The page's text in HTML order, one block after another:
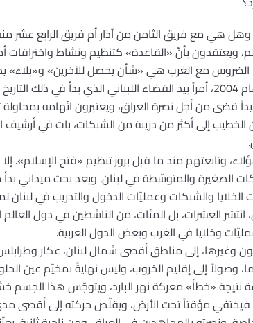
هي مع فريق الثامن من آذار أم فريق الرابع عشر
ويعتقدون بأنّ «القاعدة» كتنظيم ونشاط
الضروس مع الغرب هي «شأن يحصل للآخرين» و«بلاء»
إثبات وجود «القاعدة» أصبح، منذ عام 2004، أمراً بيد القضاء
قضى من أجل نصرة العراق، ويعتبرون اتّهامه
إلى أكثر من دزينة من الشبكات، بات في أرشيف
وتابعتهم منذ ما قبل بروز تنظيم «فتح الإسلام».
الصغيرة والمتوسّطة في لبنان. وبعد بحث ميداني
والشبكات وعمليّات الدخول والتدريب في
انتشر العشرات، بل المئات، من الناشطين في دول
وخلايا في الغرب وبعض الدول العربية.
وغيرها، إلى مناطق أقصى شمال لبنان، عكار
وصولاً إلى إقليم الخروب، وليس نهايةً بمخيّم عين
نتيجة «خطأ» معركة نهر البارد، ويتوجّس هذا
مؤقتاً تحت الأرض، ويقلّص حركته إلى أقصى